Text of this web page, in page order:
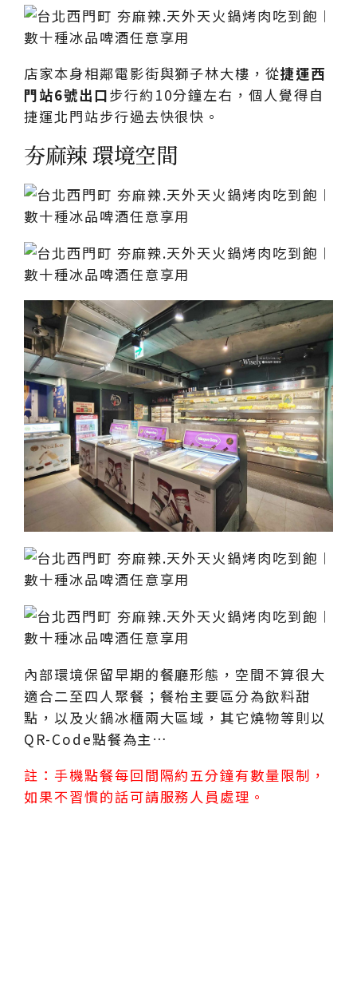
店家本身相鄰電影街與獅子林大樓，從捷運西
門站6號出口步行約10分鐘左右，個人覺得自
捷運北門站步行過去快很快。
夯麻辣 環境空間
內部環境保留早期的餐廳形態，空間不算很大
適合二至四人聚餐；餐枱主要區分為飲料甜
點，以及火鍋冰櫃兩大區域，其它燒物等則以
QR-Code點餐為主…
註：手機點餐每回間隔約五分鐘有數量限制，
如果不習慣的話可請服務人員處理。